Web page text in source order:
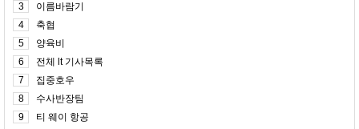
3
이름바람기
4
축협
5
양육비
6
전체 lt 기사목록
7
집중호우
8
수사반장팀
9
티 웨이 항공